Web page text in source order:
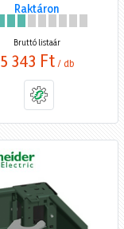
Raktáron
Bruttó listaár
5 343 Ft / db